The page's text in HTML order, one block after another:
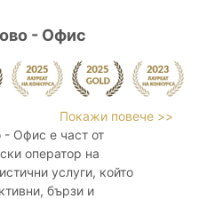
- Офис
Покажи повече >>
Офис е част от
оператор на
услуги, който
бързи и